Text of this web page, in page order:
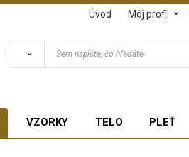
Úvod Môj profil
VZORKY TELO PLEŤ